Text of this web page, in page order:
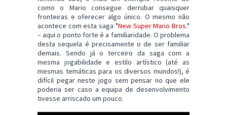
como o Mario consegue derrubar quaisquer
fronteiras e oferecer algo único. O mesmo não
acontece com esta saga "New Super Mario Bros."
– aqui o ponto forte é a familiaridade. O problema
desta sequela é precisamente o de ser familiar
demais. Sendo já o terceiro da saga com a
mesma jogabilidade e estilo artístico (até as
mesmas temáticas para os diversos mundos!), é
difícil pegar neste jogo sem pensar no que ele
poderia ser caso a equipa de desenvolvimento
tivesse arriscado um pouco.